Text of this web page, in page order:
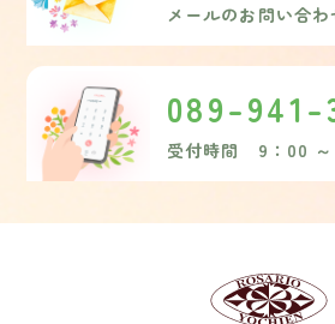
メールのお問い合わ
089-941-
受付時間 9：00 ～